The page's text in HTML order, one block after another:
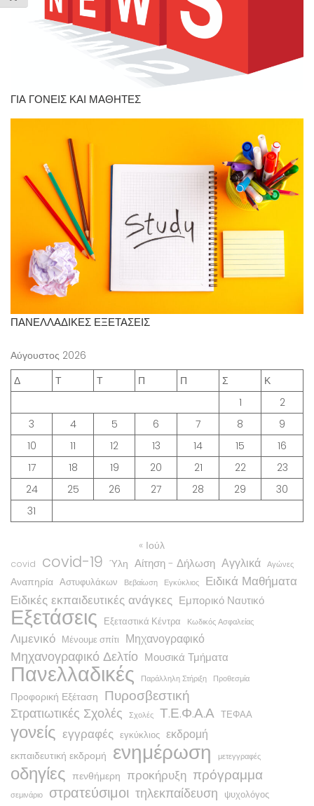
ΓΙΑ ΓΟΝΕΙΣ ΚΑΙ ΜΑΘΗΤΕΣ
ΠΑΝΕΛΛΑΔΙΚΕΣ ΕΞΕΤΑΣΕΙΣ
Αύγουστος 2026
Δ
Τ Τ Π Π Σ
Κ
1
2
3
4 5 6 7 8
9
10
11 12 13 14 15
16
17
18 19 20 21 22
23
24
25 26 27 28 29
30
31
« Ιούλ
covid covid-19 Ύλη Αίτηση - Δήλωση Αγγλικά Αγώνες
Αναπηρία Αστυφυλάκων Βεβαίωση Εγκύκλιος Ειδικά Μαθήματα
Ειδικές εκπαιδευτικές ανάγκες Εμπορικό Ναυτικό
Εξετάσεις Εξεταστικά Κέντρα Κωδικός Ασφαλείας
Λιμενικό Μένουμε σπίτι Μηχανογραφικό
Μηχανογραφικό Δελτίο Μουσικά Τμήματα
Πανελλαδικές Παράλληλη Στήριξη Προθεσμία
Προφορική Εξέταση Πυροσβεστική
Στρατιωτικές Σχολές
Σχολές Τ.Ε.Φ.Α.Α ΤΕΦΑΑ
γονείς εγγραφές εγκύκλιος εκδρομή
εκπαιδευτική εκδρομή ενημέρωση μετεγγραφές
οδηγίες πενθήμερη προκήρυξη πρόγραμμα
σεμινάριο στρατεύσιμοι τηλεκπαίδευση ψυχολόγος